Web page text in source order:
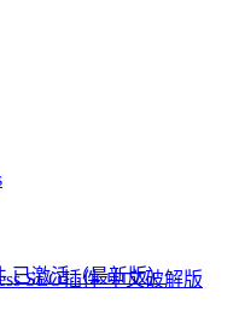
已激活（最新版）